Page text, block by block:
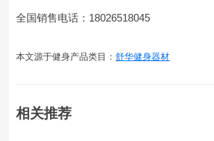
全国销售电话：18026518045
本文源于健身产品类目：舒华健身器材
相关推荐